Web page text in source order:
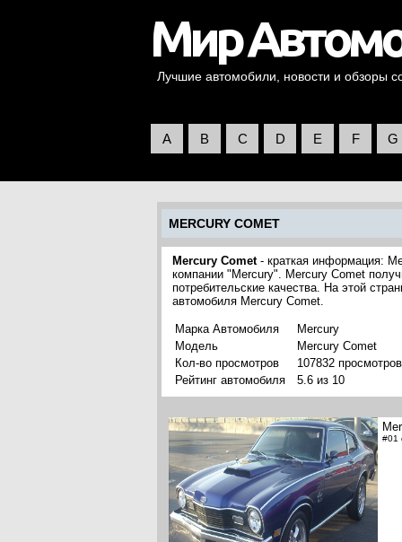
Лучшие автомобили, новости и обзоры
A B C D E F G
MERCURY COMET
Mercury Comet- краткая информация:
компании "Mercury". Mercury Comet
потребительские качества. На этой
автомобиля Mercury Comet.
Марка Автомобиля
Mercury
Модель
Mercury Comet
Кол-во просмотров
107832 просмотров
Рейтинг автомобиля
5.6 из 10
#01